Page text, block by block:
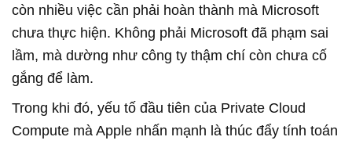
còn nhiều việc cần phải hoàn thành mà Microsoft
chưa thực hiện. Không phải Microsoft đã phạm sai
lầm, mà dường như công ty thậm chí còn chưa cố
gắng để làm.
Trong khi đó, yếu tố đầu tiên của Private Cloud
Compute mà Apple nhấn mạnh là thúc đẩy tính toán